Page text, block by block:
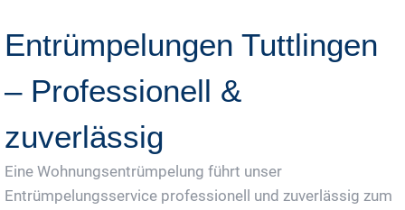
Entrümpelungen Tuttlingen
– Professionell &
zuverlässig
Eine Wohnungsentrümpelung führt unser
Entrümpelungsservice professionell und zuverlässig zum